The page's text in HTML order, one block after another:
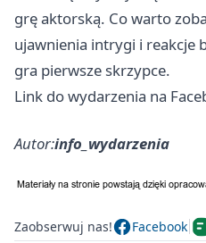
grę aktorską. Co warto
ujawnienia intrygi i
gra pierwsze skrzypce.
Link do wydarzenia na
Autor:info_wydarzenia
Zaobserwuj nas! Facebook